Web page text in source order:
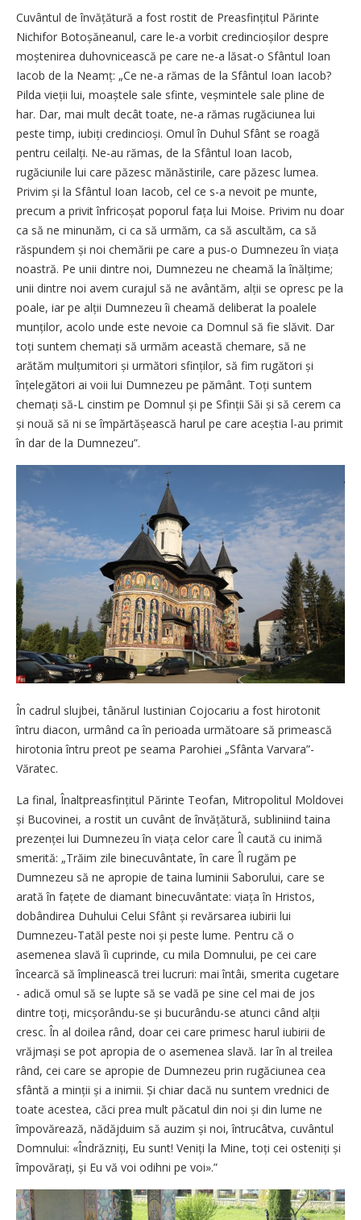
Cuvântul de învățătură a fost rostit de Preasfințitul Părinte
Nichifor Botoșăneanul, care le-a vorbit cre­din­cioșilor despre
moștenirea duhovnicească pe care ne-a lăsat-o Sfântul Ioan
Iacob de la Neamț: „Ce ne-a rămas de la Sfântul Ioan Iacob?
Pilda vieții lui, moaștele sale sfinte, veșmintele sale pline de
har. Dar, mai mult decât toate, ne-a rămas rugăciunea lui
peste timp, iubiți credincioși. Omul în Duhul Sfânt se roagă
pentru ceilalți. Ne-au rămas, de la Sfântul Ioan Iacob,
rugăciunile lui care păzesc mănăstirile, care păzesc lumea.
Privim și la Sfântul Ioan Iacob, cel ce s-a nevoit pe munte,
precum a privit înfricoșat poporul fața lui Moise. Privim nu doar
ca să ne minunăm, ci ca să urmăm, ca să ascultăm, ca să
răspundem și noi chemării pe care a pus-o Dumnezeu în viața
noastră. Pe unii dintre noi, Dumnezeu ne cheamă la înălțime;
unii dintre noi avem curajul să ne avântăm, alții se opresc pe la
poale, iar pe alții Dumnezeu îi cheamă deliberat la poalele
munților, acolo unde este nevoie ca Domnul să fie slăvit. Dar
toți suntem chemați să urmăm această chemare, să ne
arătăm mulțumitori și următori sfinților, să fim rugători și
înțelegători ai voii lui Dumnezeu pe pământ. Toți suntem
chemați să-L cinstim pe Domnul și pe Sfinții Săi și să cerem ca
și nouă să ni se împărtășească harul pe care aceștia l-au primit
în dar de la Dumnezeu”.
În cadrul slujbei, tânărul Iustinian Cojocariu a fost hirotonit
întru diacon, urmând ca în perioada următoare să primească
hirotonia întru preot pe seama Parohiei „Sfânta Varvara”-
Văratec.
La final, Înaltpreasfințitul Părinte Teofan, Mitropolitul Moldovei
și Bucovinei, a rostit un cuvânt de învăță­tură, subliniind taina
pre­zen­ței lui Dumnezeu în viața celor care Îl caută cu inimă
smerită: „Trăim zile binecuvântate, în care Îl rugăm pe
Dumnezeu să ne apropie de taina luminii Saborului, care se
arată în fațete de diamant binecuvântate: viața în Hristos,
dobândirea Duhului Celui Sfânt și revărsarea iubirii lui
Dumnezeu-Tatăl peste noi și peste lume. Pentru că o
asemenea slavă îi cuprinde, cu mila Domnului, pe cei care
încearcă să împlinească trei lucruri: mai întâi, smerita cugetare
- adică omul să se lupte să se vadă pe sine cel mai de jos
dintre toți, micșorându-se și bucurându-se atunci când alții
cresc. În al doilea rând, doar cei care primesc harul iubirii de
vrăjmași se pot apropia de o asemenea slavă. Iar în al treilea
rând, cei care se apropie de Dumnezeu prin rugăciunea cea
sfântă a minții și a inimii. Și chiar dacă nu suntem vrednici de
toate acestea, căci prea mult păcatul din noi și din lume ne
împovărează, nădăjduim să auzim și noi, întrucâtva, cuvântul
Domnului: «Îndrăzniți, Eu sunt! Veniți la Mine, toți cei osteniți și
împovărați, și Eu vă voi odihni pe voi».”